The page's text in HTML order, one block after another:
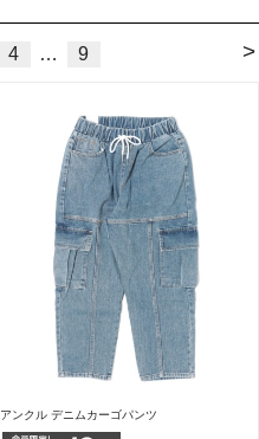
>
4 … 9
アンクル デニムカーゴパンツ